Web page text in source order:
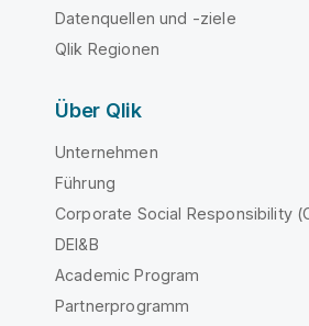
Datenquellen und -ziele
Qlik Regionen
Über Qlik
Unternehmen
Führung
Corporate Social Responsibility
DEI&B
Academic Program
Partnerprogramm